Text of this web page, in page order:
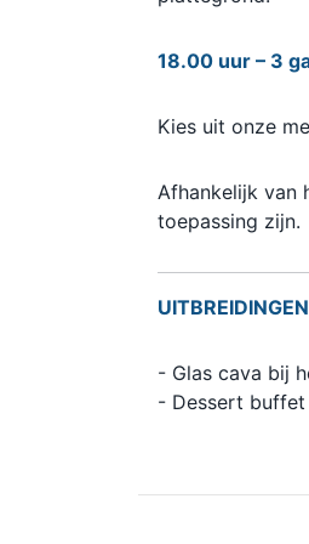
18.00 uur – 3
Kies uit onze
Afhankelijk van
toepassing zijn.
- Glas cava bij
- Dessert